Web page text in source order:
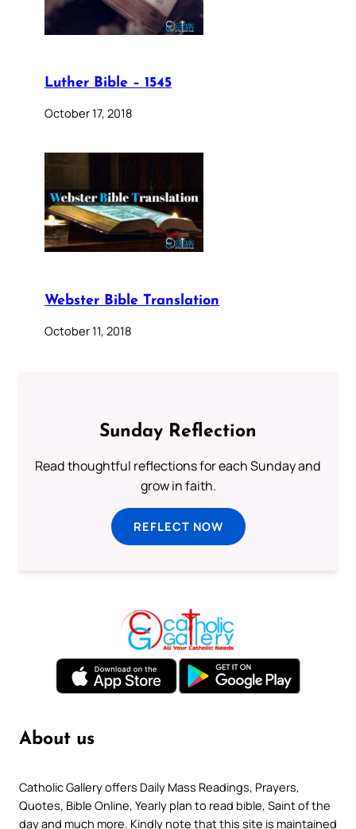
Luther Bible – 1545
October 17, 2018
Webster Bible Translation
October 11, 2018
Sunday Reflection
Read thoughtful reflections for each Sunday and
grow in faith.
REFLECT NOW
About us
Catholic Gallery offers Daily Mass Readings, Prayers,
Quotes, Bible Online, Yearly plan to read bible, Saint of the
day and much more. Kindly note that this site is maintained